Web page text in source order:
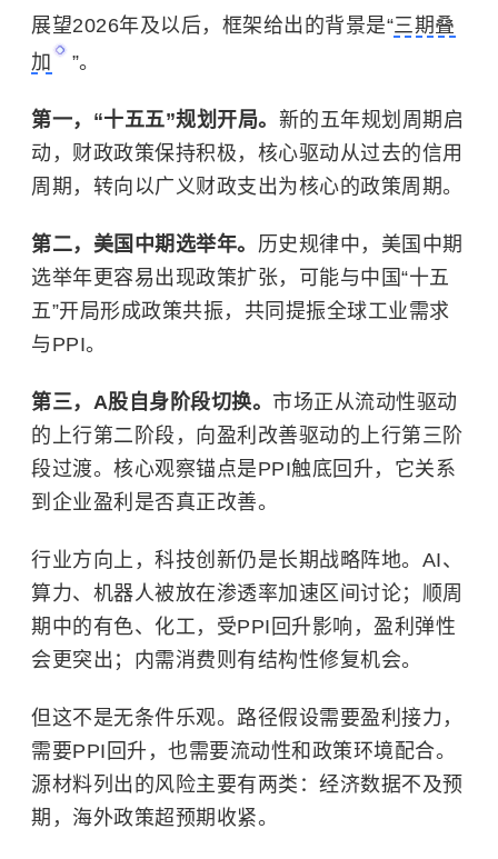
展望2026年及以后，框架给出的背景是“三期叠
加
”。
第一，“十五五”规划开局。 新的五年规划周期启
动，财政政策保持积极，核心驱动从过去的信用
周期，转向以广义财政支出为核心的政策周期。
第二，美国中期选举年。 历史规律中，美国中期
选举年更容易出现政策扩张，可能与中国“十五
五”开局形成政策共振，共同提振全球工业需求
与PPI。
第三，A股自身阶段切换。 市场正从流动性驱动
的上行第二阶段，向盈利改善驱动的上行第三阶
段过渡。核心观察锚点是PPI触底回升，它关系
到企业盈利是否真正改善。
行业方向上，科技创新仍是长期战略阵地。AI、
算力、机器人被放在渗透率加速区间讨论；顺周
期中的有色、化工，受PPI回升影响，盈利弹性
会更突出；内需消费则有结构性修复机会。
但这不是无条件乐观。路径假设需要盈利接力，
需要PPI回升，也需要流动性和政策环境配合。
源材料列出的风险主要有两类：经济数据不及预
期，海外政策超预期收紧。